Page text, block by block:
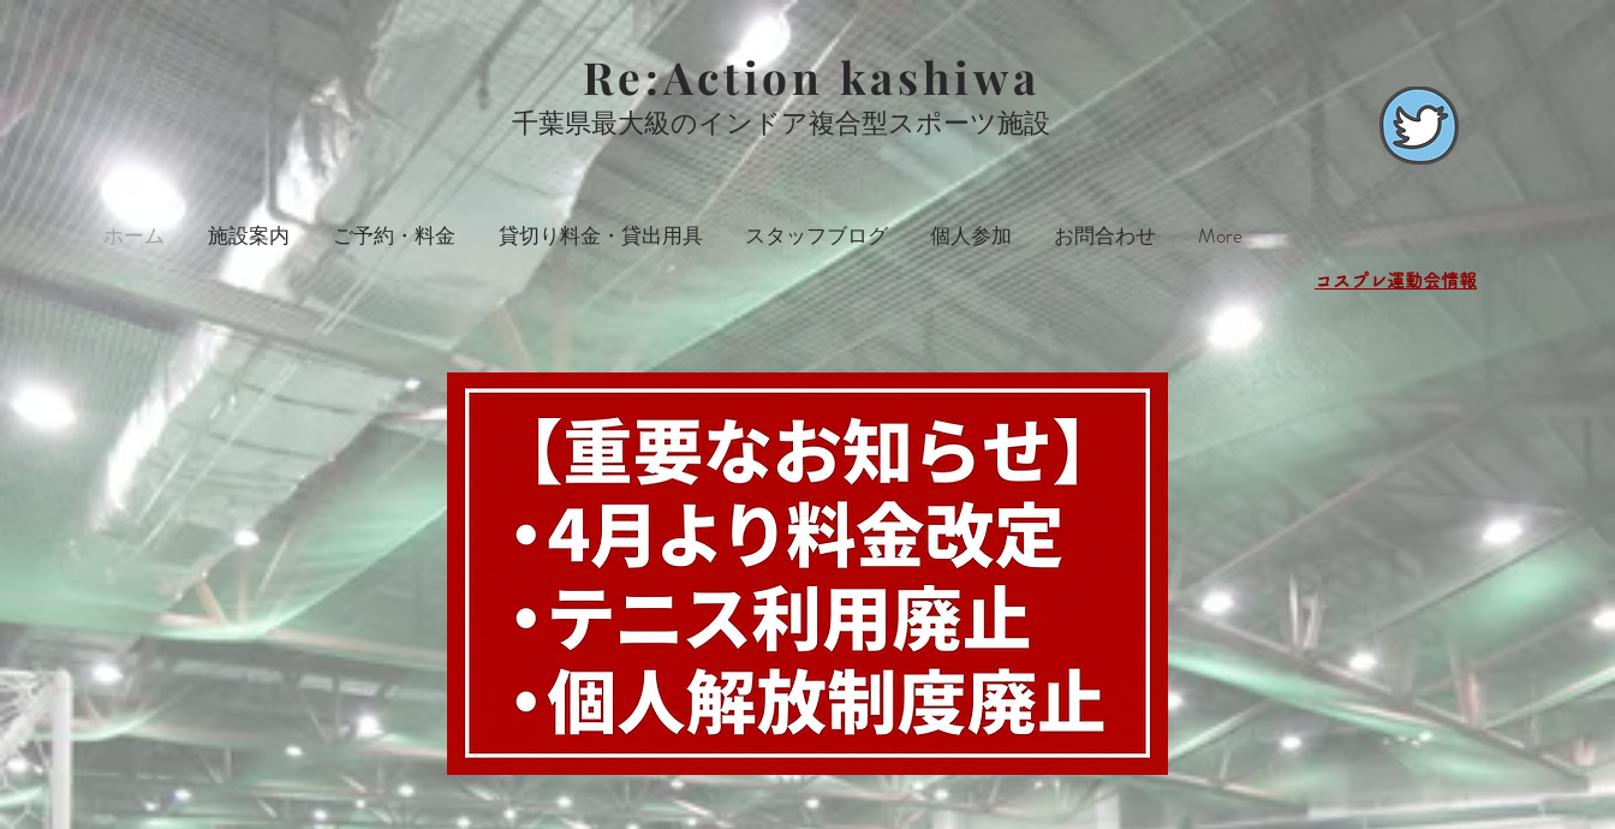
Re:Action kashiwa
千葉県最大級のインドア複合型スポーツ施設
ホーム 施設案内 ご予約・料金 貸切り料金・貸出用具 スタッフブログ 個人参加 お問合わせ More
コスプレ運動会​情報